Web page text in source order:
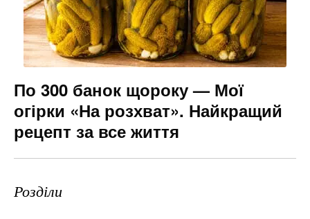
По 300 банок щороку — Мої
огірки «На розхват». Найкращий
рецепт за все життя
Розділи